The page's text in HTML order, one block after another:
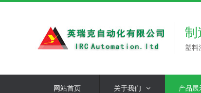
制
塑料
网站首页 关于我们 产品展